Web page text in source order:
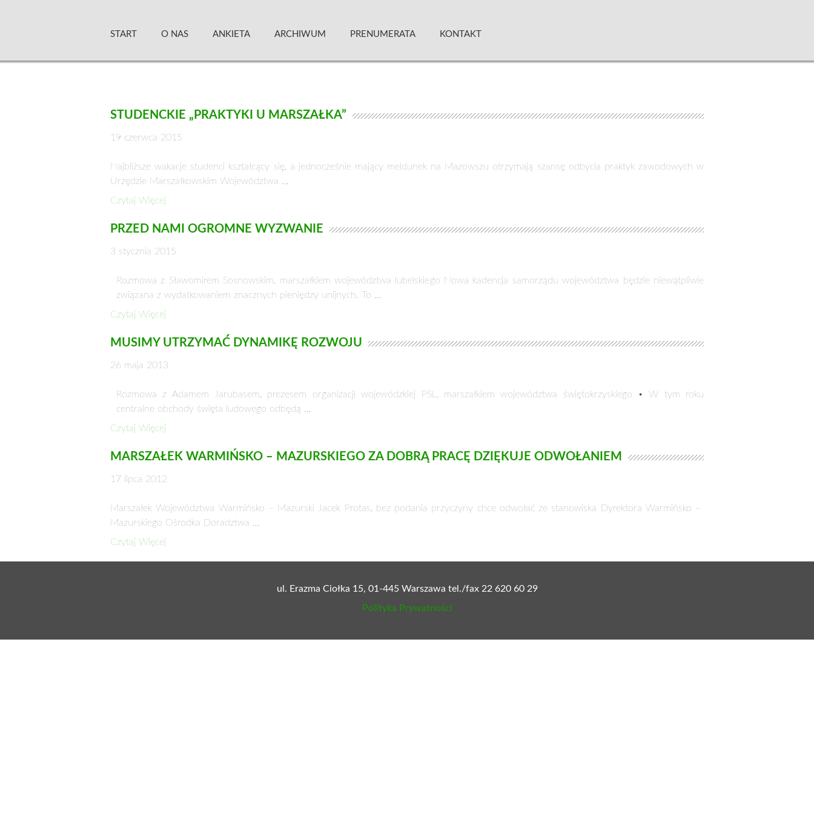
START O NAS ANKIETA ARCHIWUM PRENUMERATA KONTAKT
STUDENCKIE „PRAKTYKI U MARSZAŁKA”
19 czerwca 2015
Najbliższe wakacje studenci kształcący się, a jednocześnie mający meldunek na Mazowszu otrzymają szansę odbycia praktyk zawodowych w
Urzędzie Marszałkowskim Województwa …
Czytaj Więcej
PRZED NAMI OGROMNE WYZWANIE
3 stycznia 2015
Rozmowa z Sławomirem Sosnowskim, marszałkiem województwa lubelskiego Nowa kadencja samorządu województwa będzie niewątpliwie
związana z wydatkowaniem znacznych pieniędzy unijnych. To …
Czytaj Więcej
MUSIMY UTRZYMAĆ DYNAMIKĘ ROZWOJU
26 maja 2013
Rozmowa z Adamem Jarubasem, prezesem organizacji wojewódzkiej PSL, marszałkiem województwa świętokrzyskiego • W tym roku
centralne obchody święta ludowego odbędą …
Czytaj Więcej
MARSZAŁEK WARMIŃSKO – MAZURSKIEGO ZA DOBRĄ PRACĘ DZIĘKUJE ODWOŁANIEM
17 lipca 2012
Marszałek Województwa Warmińsko – Mazurski Jacek Protas, bez podania przyczyny chce odwołać ze stanowiska Dyrektora Warmińsko –
Mazurskiego Ośrodka Doradztwa …
Czytaj Więcej
ul. Erazma Ciołka 15, 01-445 Warszawa tel./fax 22 620 60 29
Polityka Prywatności